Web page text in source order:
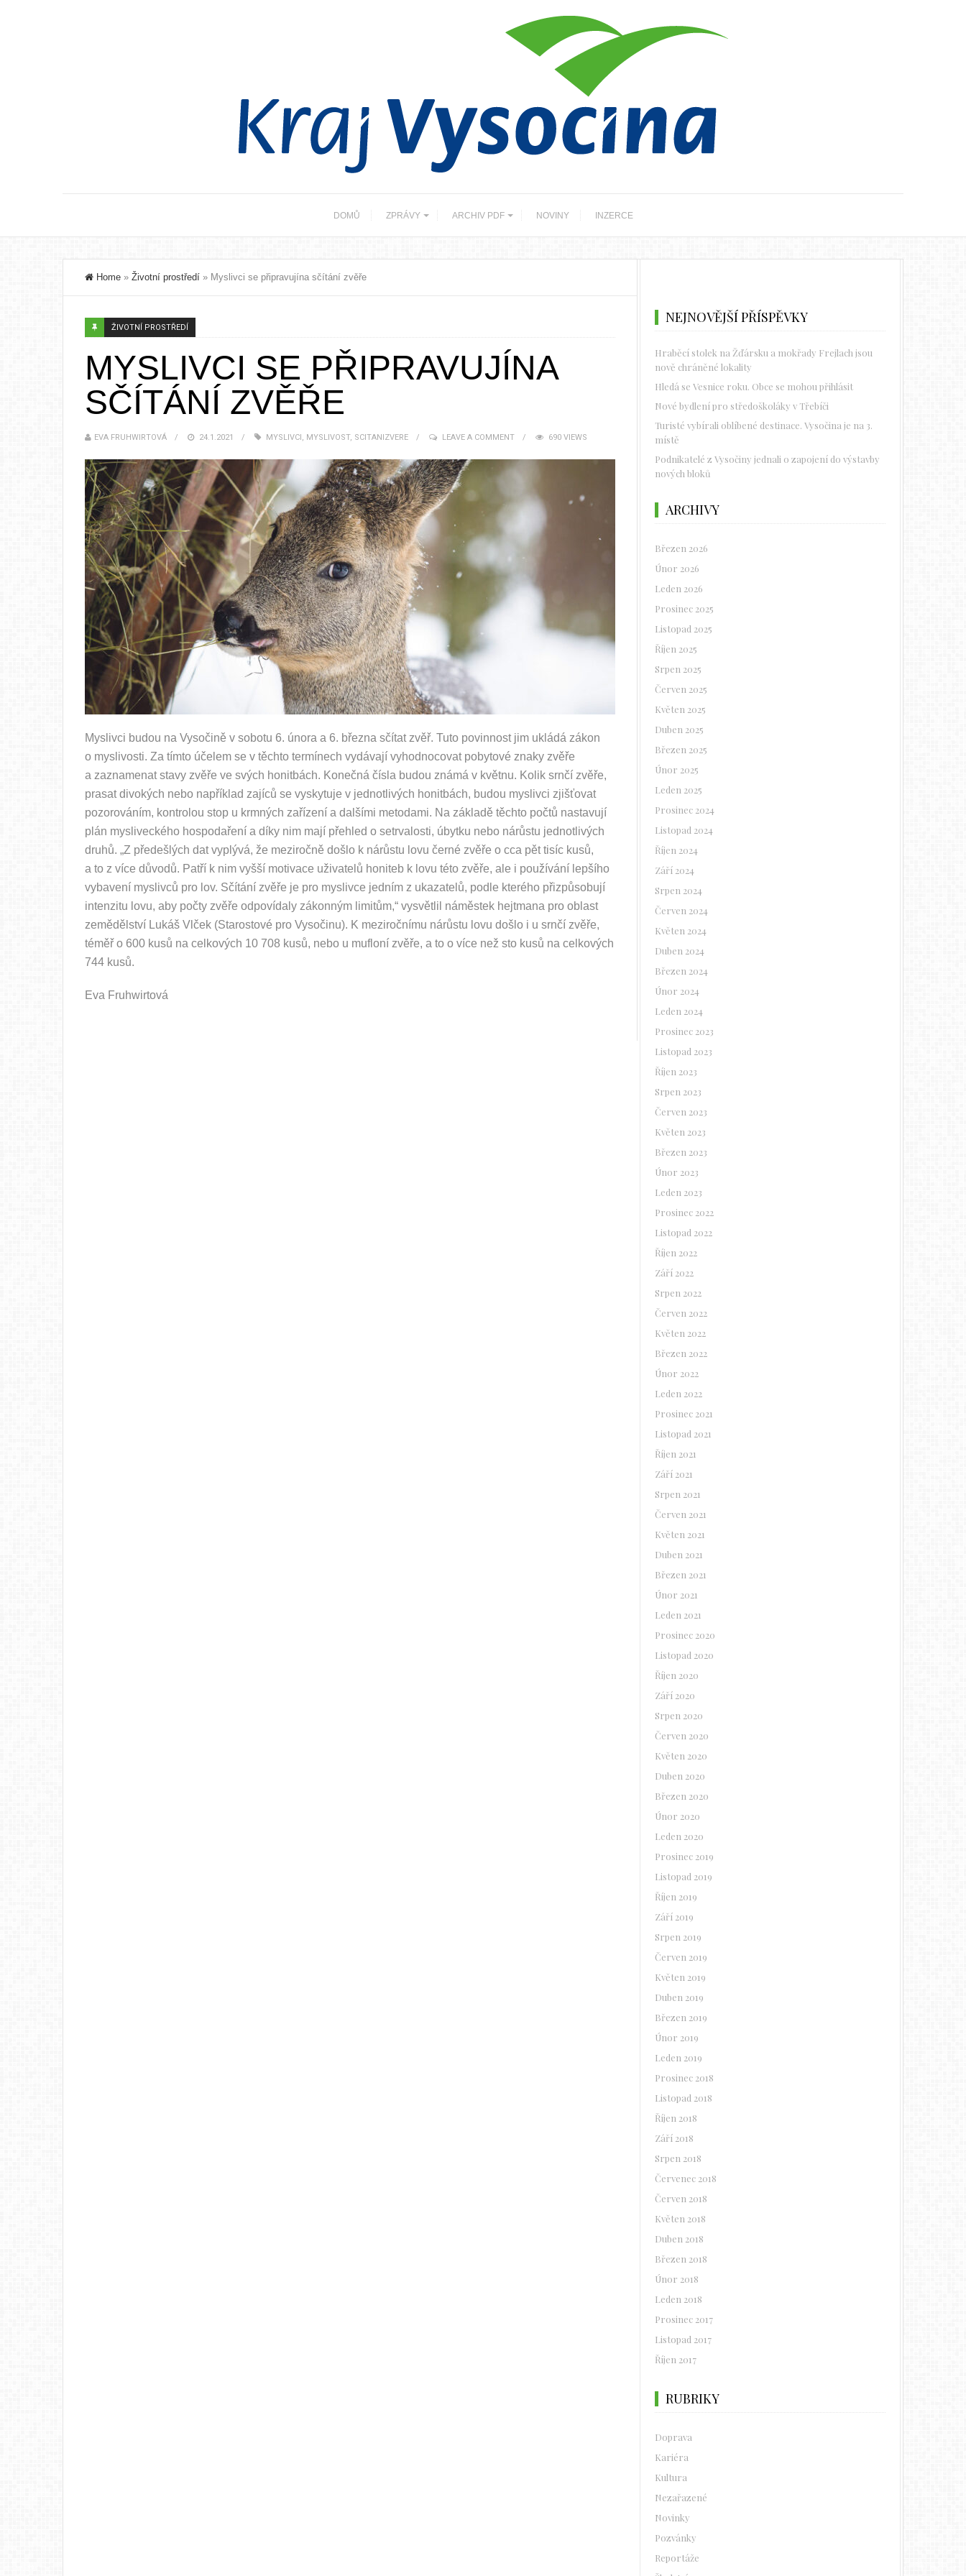
DOMŮ ZPRÁVY ARCHIV PDF NOVINY INZERCE
Home » Životní prostředí » Myslivci se připravujína sčítání zvěře
ŽIVOTNÍ PROSTŘEDÍ
MYSLIVCI SE PŘIPRAVUJÍNA
SČÍTÁNÍ ZVĚŘE
EVA FRUHWIRTOVÁ 24.1.2021 MYSLIVCI, MYSLIVOST, SCITANIZVERE LEAVE A COMMENT 690 VIEWS
Myslivci budou na Vysočině v sobotu 6. února a 6. března sčítat zvěř. Tuto povinnost jim ukládá zákon
o myslivosti. Za tímto účelem se v těchto termínech vydávají vyhodnocovat pobytové znaky zvěře
a zaznamenat stavy zvěře ve svých honitbách. Konečná čísla budou známá v květnu. Kolik srnčí zvěře,
prasat divokých nebo například zajíců se vyskytuje v jednotlivých honitbách, budou myslivci zjišťovat
pozorováním, kontrolou stop u krmných zařízení a dalšími metodami. Na základě těchto počtů nastavují
plán mysliveckého hospodaření a díky nim mají přehled o setrvalosti, úbytku nebo nárůstu jednotlivých
druhů. „Z předešlých dat vyplývá, že meziročně došlo k nárůstu lovu černé zvěře o cca pět tisíc kusů,
a to z více důvodů. Patří k nim vyšší motivace uživatelů honiteb k lovu této zvěře, ale i používání lepšího
vybavení myslivců pro lov. Sčítání zvěře je pro myslivce jedním z ukazatelů, podle kterého přizpůsobují
intenzitu lovu, aby počty zvěře odpovídaly zákonným limitům,“ vysvětlil náměstek hejtmana pro oblast
zemědělství Lukáš Vlček (Starostové pro Vysočinu). K meziročnímu nárůstu lovu došlo i u srnčí zvěře,
téměř o 600 kusů na celkových 10 708 kusů, nebo u mufloní zvěře, a to o více než sto kusů na celkových
744 kusů.
Eva Fruhwirtová
NEJNOVĚJŠÍ PŘÍSPĚVKY
Hraběcí stolek na Žďársku a mokřady Frejlach jsou
nově chráněné lokality
Hledá se Vesnice roku. Obce se mohou přihlásit
Nové bydlení pro středoškoláky v Třebíči
Turisté vybírali oblíbené destinace. Vysočina je na 3.
místě
Podnikatelé z Vysočiny jednali o zapojení do výstavby
nových bloků
ARCHIVY
Březen 2026
Únor 2026
Leden 2026
Prosinec 2025
Listopad 2025
Říjen 2025
Srpen 2025
Červen 2025
Květen 2025
Duben 2025
Březen 2025
Únor 2025
Leden 2025
Prosinec 2024
Listopad 2024
Říjen 2024
Září 2024
Srpen 2024
Červen 2024
Květen 2024
Duben 2024
Březen 2024
Únor 2024
Leden 2024
Prosinec 2023
Listopad 2023
Říjen 2023
Srpen 2023
Červen 2023
Květen 2023
Březen 2023
Únor 2023
Leden 2023
Prosinec 2022
Listopad 2022
Říjen 2022
Září 2022
Srpen 2022
Červen 2022
Květen 2022
Březen 2022
Únor 2022
Leden 2022
Prosinec 2021
Listopad 2021
Říjen 2021
Září 2021
Srpen 2021
Červen 2021
Květen 2021
Duben 2021
Březen 2021
Únor 2021
Leden 2021
Prosinec 2020
Listopad 2020
Říjen 2020
Září 2020
Srpen 2020
Červen 2020
Květen 2020
Duben 2020
Březen 2020
Únor 2020
Leden 2020
Prosinec 2019
Listopad 2019
Říjen 2019
Září 2019
Srpen 2019
Červen 2019
Květen 2019
Duben 2019
Březen 2019
Únor 2019
Leden 2019
Prosinec 2018
Listopad 2018
Říjen 2018
Září 2018
Srpen 2018
Červenec 2018
Červen 2018
Květen 2018
Duben 2018
Březen 2018
Únor 2018
Leden 2018
Prosinec 2017
Listopad 2017
Říjen 2017
RUBRIKY
Doprava
Kariéra
Kultura
Nezařazené
Novinky
Pozvánky
Reportáže